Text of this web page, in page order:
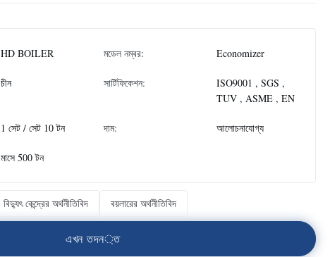
HD BOILER মডেল নম্বর: Economizer
চীন সার্টিফিকেশন:
ISO9001 , SGS ,
TUV , ASME , EN
1 সেট / সেট 10 টন দাম: আলোচনাযোগ্য
মাসে 500 টন
বিদ্যুৎ কেন্দ্রের অর্থনীতিবিদ বয়লারের অর্থনীতিবিদ
এখন তদন্ত